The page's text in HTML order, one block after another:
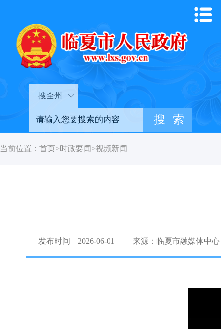
搜全州
当前位置： 首页>时政要闻 >视频新闻
发布时间：2026-06-01 来源：临夏市融媒体中心